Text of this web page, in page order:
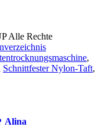
Alle Rechte
,
Schnittfester Nylon-Taft,
Alina